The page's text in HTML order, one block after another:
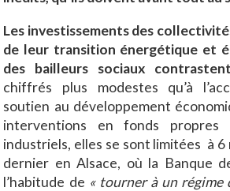
Les investissements des
de leur transition énergétique et
des bailleurs sociaux contrastent
chiffrés plus modestes qu’à
soutien au développement
interventions en fonds propres
industriels, elles se sont limitées à 6
dernier en Alsace, où la Banque
l’habitude de « tourner à un